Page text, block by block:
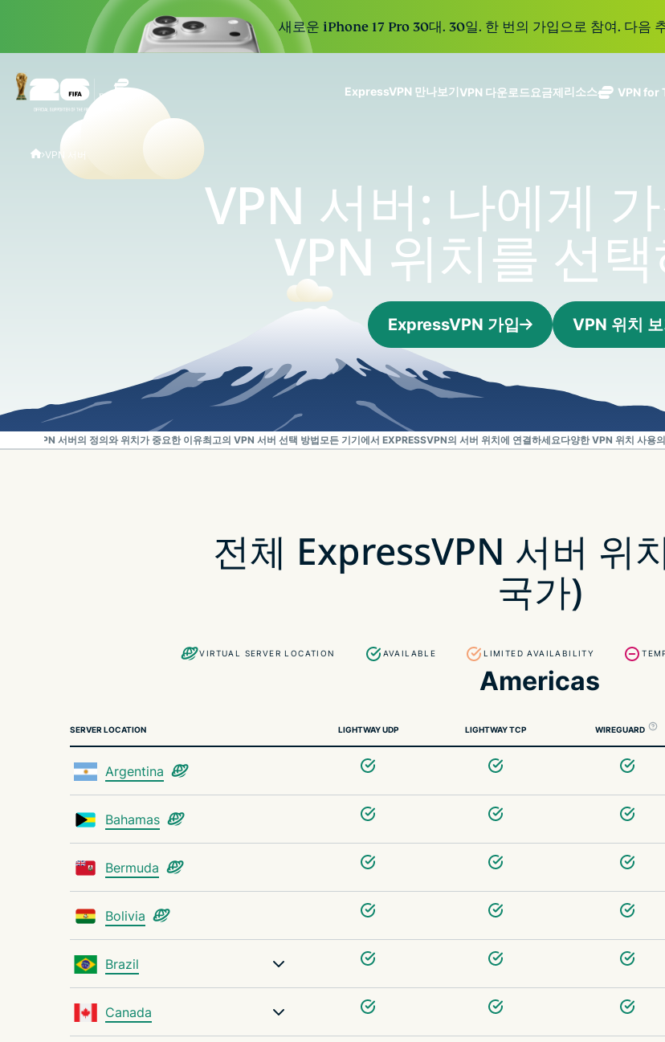
새로운 iPhone 17 Pro 30대. 30일. 한 번의 가입으로 참여. 다음
ExpressVPN 만나보기
안전하게 이용하는 온라인 서비스
모든 기능 살펴보기
하나의 구
세요. 완벽
모든 제품 보
VPN 다운로드
Linux
요금제리소스
VPN
VPN
VPN for
scale.
의 초고속 VPN
입니다.
다.
ExpressKeys
안전한 비밀번
호 관리와 다중
인증 등을 제공
합니다.
ExpressAI
컨피덴셜 컴퓨
팅으로 구동되
어 프라이버시
능을 선사하는
최초의 소비자
용 AI입니다.
Defender
데이터 삭제
VPN 서버
VPN 서버: 나에게
VPN 위치를 선
ExpressVPN 가입 VPN 위치
VPN 서버의 정의와 위치가 중요한 이유최고의 VPN 서버 선택 방법모든 기기에서 EXPRESSVPN의 서버 위치에 연결하세요다양한 VPN 위치 사용
전체 ExpressVPN 서버 위
국가)
VIRTUAL SERVER LOCATION AVAILABLE LIMITED AVAILABILITY
Americas
SERVER LOCATION LIGHTWAY UDP LIGHTWAY TCP WIREGUARD
Argentina
Bahamas
Bermuda
Bolivia
Brazil
Canada